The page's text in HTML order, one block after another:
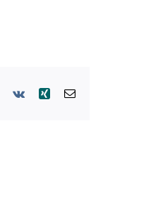
Pinterest
Vk Xing E-